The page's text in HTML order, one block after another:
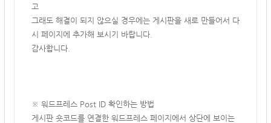
고
그래도 해결이 되지 않으실 경우에는 게시판을 새로 만들어서 다
시 페이지에 추가해 보시기 바랍니다.
감사합니다.
※ 워드프레스 Post ID 확인하는 방법
게시판 숏코드를 연결한 워드프레스 페이지에서 상단에 보이는